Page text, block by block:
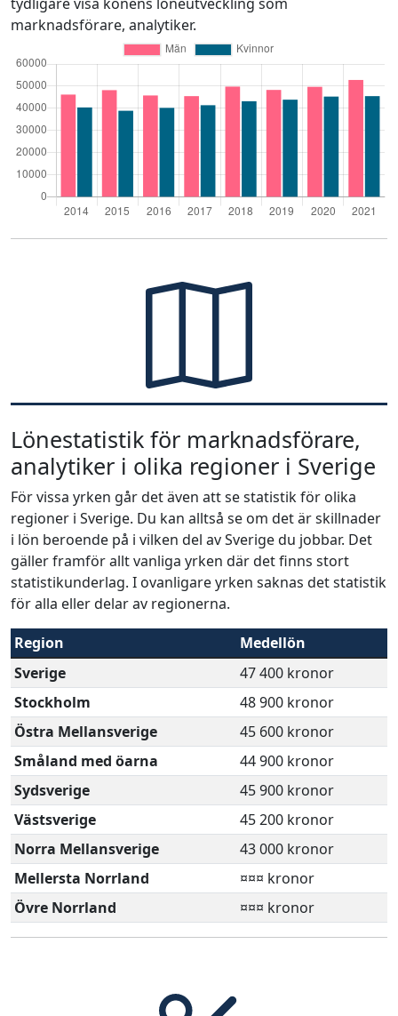
marknadsförare, analytiker.
Lönestatistik för marknadsförare,
analytiker i olika regioner i Sverige
För vissa yrken går det även att se statistik för olika
regioner i Sverige. Du kan alltså se om det är skillnader
i lön beroende på i vilken del av Sverige du jobbar. Det
gäller framför allt vanliga yrken där det finns stort
statistikunderlag. I ovanligare yrken saknas det statistik
för alla eller delar av regionerna.
Region
Medellön
Sverige
47 400 kronor
Stockholm
48 900 kronor
Östra Mellansverige
45 600 kronor
Småland med öarna
44 900 kronor
Sydsverige
45 900 kronor
Västsverige
45 200 kronor
Norra Mellansverige
43 000 kronor
Mellersta Norrland
¤¤¤ kronor
Övre Norrland
¤¤¤ kronor